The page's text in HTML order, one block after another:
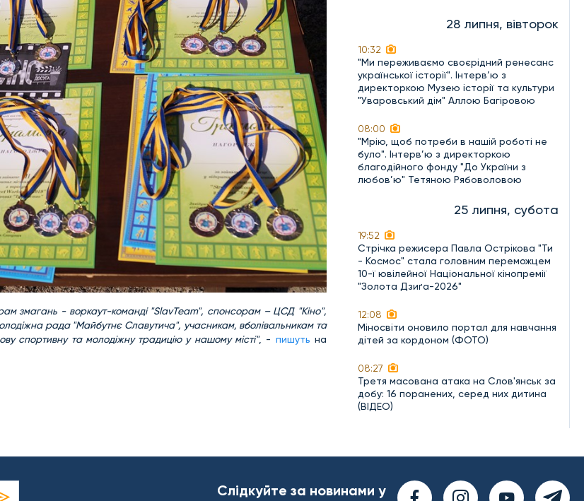
змагань - воркаут-команді "SlavTeam", спонсорам – ЦСД "Кіно",
рада "Майбутнє Славутича", учасникам, вболівальникам та
спортивну та молодіжну традицію у нашому місті", - пишуть на
28 липня, вівторок
10:32
"Ми переживаємо своєрідний ренесанс
української історії". Інтерв’ю з
директоркою Музею історії та культури
"Уваровський дім" Аллою Багіровою
08:00
"Мрію, щоб потреби в нашій роботі не
було". Інтерв’ю з директоркою
благодійного фонду "До України з
любов’ю" Тетяною Рябоволовою
25 липня, субота
19:52
Стрічка режисера Павла Острікова "Ти
- Космос" стала головним переможцем
10-ї ювілейної Національної кінопремії
"Золота Дзиґа-2026"
12:08
Міносвіти оновило портал для навчання
дітей за кордоном (ФОТО)
08:27
Третя масована атака на Слов'янськ за
добу: 16 поранених, серед них дитина
(ВІДЕО)
Слідкуйте за новинами у